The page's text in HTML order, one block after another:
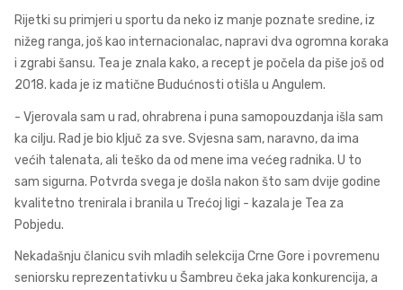
Rijetki su primjeri u sportu da neko iz manje poznate sredine, iz
nižeg ranga, još kao internacionalac, napravi dva ogromna koraka
i zgrabi šansu. Tea je znala kako, a recept je počela da piše još od
2018. kada je iz matične Budućnosti otišla u Angulem.
- Vjerovala sam u rad, ohrabrena i puna samopouzdanja išla sam
ka cilju. Rad je bio ključ za sve. Svjesna sam, naravno, da ima
većih talenata, ali teško da od mene ima većeg radnika. U to
sam sigurna. Potvrda svega je došla nakon što sam dvije godine
kvalitetno trenirala i branila u Trećoj ligi - kazala je Tea za
Pobjedu.
Nekadašnju članicu svih mlađih selekcija Crne Gore i povremenu
seniorsku reprezentativku u Šambreu čeka jaka konkurencija, a